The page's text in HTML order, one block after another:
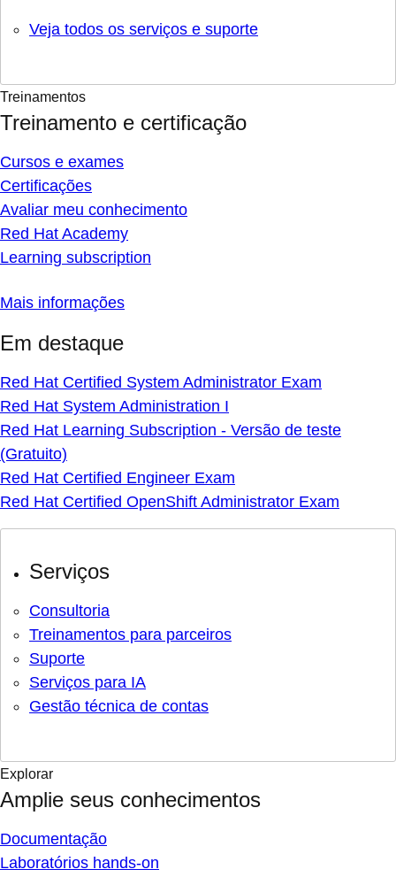
Veja todos os serviços e suporte
Treinamentos
Treinamento e certificação
Cursos e exames
Certificações
Avaliar meu conhecimento
Red Hat Academy
Learning subscription
Mais informações
Em destaque
Red Hat Certified System Administrator Exam
Red Hat System Administration I
Red Hat Learning Subscription - Versão de teste
(Gratuito)
Red Hat Certified Engineer Exam
Red Hat Certified OpenShift Administrator Exam
Serviços
Consultoria
Treinamentos para parceiros
Suporte
Serviços para IA
Gestão técnica de contas
Explorar
Amplie seus conhecimentos
Documentação
Laboratórios hands-on